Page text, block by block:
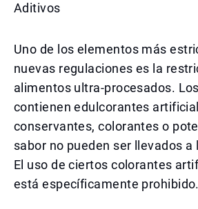
Aditivos
Uno de los elementos más
nuevas regulaciones es la
alimentos ultra-procesados.
contienen edulcorantes
conservantes, colorantes o
sabor no pueden ser llevados
El uso de ciertos colorantes
está específicamente prohibido.